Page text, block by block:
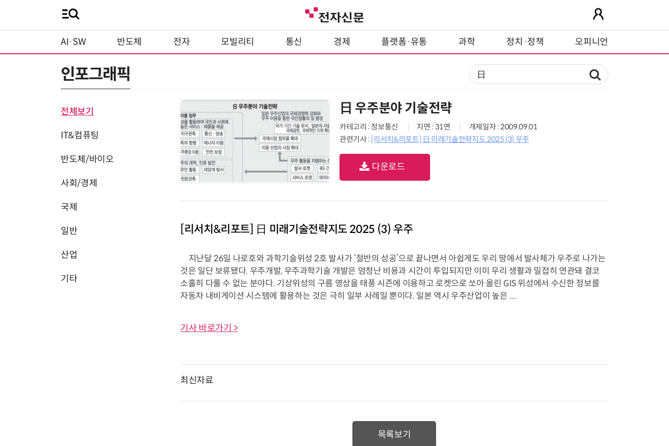
AI·SW 반도체 전자 모빌리티 통신 경제 플랫폼·유통 과학 정치·정책 오피니언
인포그래픽
전체보기
IT&컴퓨팅
반도체/바이오
사회/경제
국제
일반
산업
기타
日 우주분야 기술전략
카테고리 : 정보통신 지면 : 31면
개제일자 : 2009.09.01
관련기사 : [리서치&리포트] 日 미래기술전략지도 2025 (3) 우주
다운로드
[리서치&리포트] 日 미래기술전략지도 2025 (3) 우주
지난달 26일 나로호와 과학기술위성 2호 발사가 ‘절반의 성공’으로 끝나면서 아쉽게도 우리 땅에서 발사체가 우주로 나가는
것은 일단 보류됐다. 우주개발, 우주과학기술 개발은 엄청난 비용과 시간이 투입되지만 이미 우리 생활과 밀접히 연관돼 결코
소홀히 다룰 수 없는 분야다. 기상위성의 구름 영상을 태풍 시즌에 이용하고 로켓으로 쏘아 올린 GIS 위성에서 수신한 정보를
자동차 내비게이션 시스템에 활용하는 것은 극히 일부 사례일 뿐이다. 일본 역시 우주산업이 높은 ....
기사 바로가기 >
최신자료
목록보기